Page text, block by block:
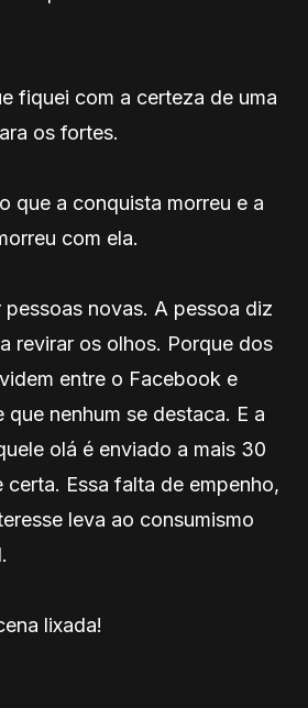
fiquei com a certeza de uma
os fortes.
que a conquista morreu e a
com ela.
pessoas novas. A pessoa diz
revirar os olhos. Porque dos
entre o Facebook e
que nenhum se destaca. E a
olá é enviado a mais 30
certa. Essa falta de empenho,
leva ao consumismo
lixada!